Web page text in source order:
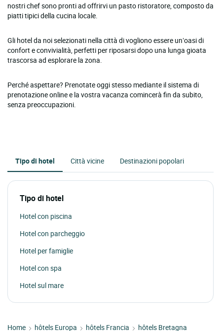
nostri chef sono pronti ad offrirvi un pasto ristoratore, composto da
piatti tipici della cucina locale.
Gli hotel da noi selezionati nella città di vogliono essere un’oasi di
confort e convivialità, perfetti per riposarsi dopo una lunga gioata
trascorsa ad esplorare la zona.
Perché aspettare? Prenotate oggi stesso mediante il sistema di
prenotazione online e la vostra vacanza comincerà fin da subito,
senza preoccupazioni.
Tipo di hotel Città vicine Destinazioni popolari
Tipo di hotel
Hotel con piscina
Hotel con parcheggio
Hotel per famiglie
Hotel con spa
Hotel sul mare
Home hôtels Europa hôtels Francia
hôtels Bretagna